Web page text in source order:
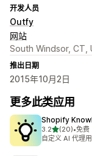
开发人员
Outfy
网站
South Windsor, CT,
推出日期
2015年10月2日
更多此类应用
Shopify
3.2星（满分 5 星
(20)
总共 20 条评论
•免费
自定义 AI 代理